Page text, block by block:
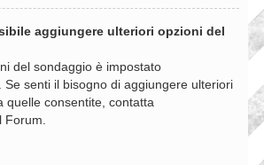
aggiungere ulteriori opzioni del
del sondaggio è impostato
Se senti il bisogno di aggiungere ulteriori
quelle consentite, contatta
Forum.